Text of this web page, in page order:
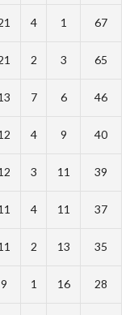
4 1 67
2 3 65
7 6 46
4 9 40
3 11 39
4 11 37
2 13 35
9 1 16 28